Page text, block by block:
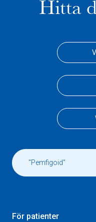
Hitta
För patienter